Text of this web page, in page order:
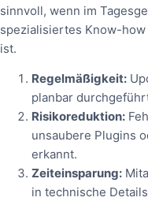
sinnvoll, wenn im
spezialisiertes Know-
ist.
Regelmäßigkeit:
planbar
Risikoreduktion:
unsaubere Plugins
erkannt.
Zeiteinsparung:
in technische